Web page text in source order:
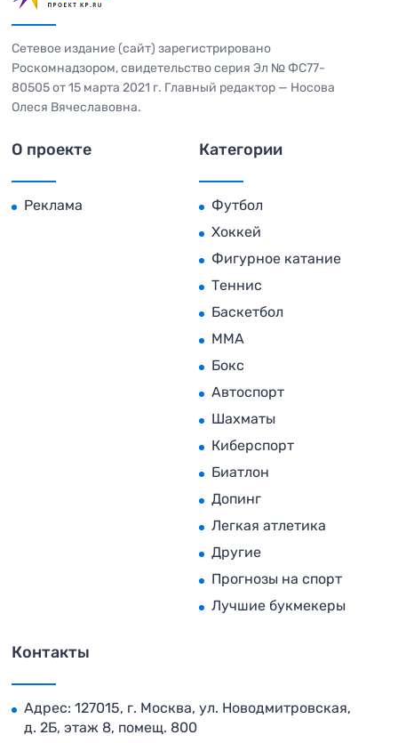
Сетевое издание (сайт) зарегистрировано
Роскомнадзором, свидетельство серия Эл № ФС77-
80505 от 15 марта 2021 г. Главный редактор — Носова
Олеся Вячеславовна.
О проекте
Реклама
Категории
Футбол
Хоккей
Фигурное катание
Теннис
Баскетбол
MMA
Бокс
Автоспорт
Шахматы
Киберспорт
Биатлон
Допинг
Легкая атлетика
Другие
Прогнозы на спорт
Лучшие букмекеры
Контакты
Адрес: 127015, г. Москва, ул. Новодмитровская,
д. 2Б, этаж 8, помещ. 800